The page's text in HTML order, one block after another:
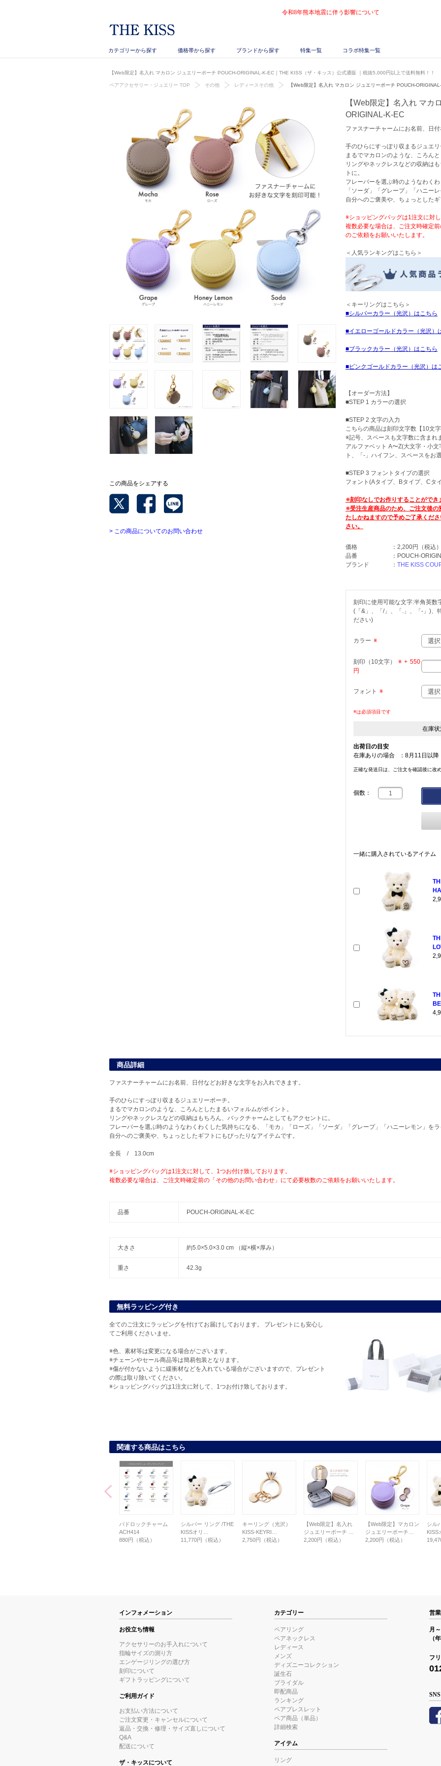
令和8年熊本地震に伴う影響について
カテゴリーから探す 価格帯から探す ブランドから探す 特集一覧 コラボ特集一覧
【Web限定】名入れ マカロン ジュエリーポーチ POUCH-ORIGINAL-K-EC｜THE KISS（ザ・キッス）公式通販 ｜税抜5,000円以上で送料無料！！
ペアアクセサリー・ジュエリー TOP その他 レディースその他 【Web限定】名入れ マカロン ジュエリーポーチ POUCH-
この商品をシェアする
> この商品についてのお問い合わせ
【Web限定】名入れ マカ
ORIGINAL-K-EC
ファスナーチャームにお名前、日
手のひらにすっぽり収まるジュエリ
まるでマカロンのような、ころん
リングやネックレスなどの収納は
トに。
フレーバーを選ぶ時のようなわく
「ソーダ」「グレープ」「ハニー
自分へのご褒美や、ちょっとした
※ショッピングバッグは1注文に対
複数必要な場合は、ご注文時確定
のご依頼をお願いいたします。
＜人気ランキングはこちら＞
＜キーリングはこちら＞
シルバーカラー（光沢）はこちら
イエローゴールドカラー（光沢）
ブラックカラー（光沢）はこちら
ピンクゴールドカラー（光沢）は
【オーダー方法】
■STEP 1 カラーの選択
■STEP 2 文字の入力
こちらの商品は刻印文字数【10文字
※記号、スペースも文字数に含まれ
アルファベット A〜Z(大文字・小
ト、「-」ハイフン、スペースをお
■STEP 3 フォントタイプの選択
フォント(Aタイプ、Bタイプ、Cタ
※刻印なしでお作りすることができ
※受注生産商品のため、ご注文後
たしかねますので予めご了承くだ
さい。
価格 ： 2,200円
（税込）
品番
： POUCH-
ブランド
： THE KISS
刻印に使用可能な文字:半角英数
(「&」、「/」、「.」、「-」)、
ださい)
カラー ※
刻印（10文字） ※ + 550
円
フォント ※
※は必須項目です
在庫状
出荷日の目安
在庫ありの場合
： 8月11日以降
正確な発送日は、ご注文を確認後に改
個数：
一緒に購入されているアイテム
商品詳細
ファスナーチャームにお名前、日付などお好きな文字をお入れできます。
手のひらにすっぽり収まるジュエリーポーチ。
まるでマカロンのような、ころんとしたまるいフォルムがポイント。
リングやネックレスなどの収納はもちろん、バックチャームとしてもアクセントに。
フレーバーを選ぶ時のようなわくわくした気持ちになる、「モカ」「ローズ」「ソーダ」「グレープ」「ハニーレモン」をラ
自分へのご褒美や、ちょっとしたギフトにもぴったりなアイテムです。
全長 / 13.0cm
※ショッピングバッグは1注文に対して、1つお付け致しております。
複数必要な場合は、ご注文時確定前の「その他のお問い合わせ」にて必要枚数のご依頼をお願いいたします。
品番 POUCH-ORIGINAL-K-EC
大きさ 約5.0×5.0×3.0 cm （縦×横×厚み）
重さ 42.3g
無料ラッピング付き
全てのご注文にラッピングを付けてお届けしております。 プレゼントにも安心し
てご利用くださいませ。
※色、素材等は変更になる場合がございます。
※チェーンやセール商品等は簡易包装となります。
※傷が付かないように緩衝材などを入れている場合がございますので、プレゼント
の際は取り除いてください。
※ショッピングバッグは1注文に対して、1つお付け致しております。
関連する商品はこちら
パドロックチャーム
ACH414
880円（税込）
シルバー リング /THE
KISSオリ…
11,770円（税込）
キーリング（光沢）
KISS-KEYRI…
2,750円（税込）
【Web限定】名入れ
ジュエリーポーチ …
2,200円（税込）
【Web限定】マカロン
ジュエリーポーチ…
2,200円（税込）
シル
インフォメーション
お役立ち情報
アクセサリーのお手入れについて
指輪サイズの測り方
エンゲージリングの選び方
刻印について
ギフトラッピングについて
ご利用ガイド
お支払い方法について
ご注文変更・キャンセルについて
返品・交換・修理・サイズ直しについて
Q&A
配送について
ザ・キッスについて
カテゴリー
ペアリング
ペアネックレス
レディース
メンズ
ディズニーコレクション
誕生石
ブライダル
即配商品
ランキング
ペアブレスレット
ペア商品（単品）
詳細検索
アイテム
リング
営
月
（
フ
SNS